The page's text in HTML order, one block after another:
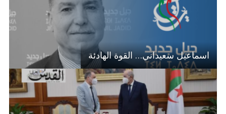
اسماعيل سعيداني… القوة الهادئة